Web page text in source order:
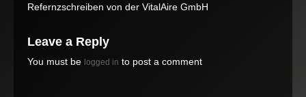
Refernzschreiben von der VitalAire GmbH
Leave a Reply
You must be logged in to post a comment